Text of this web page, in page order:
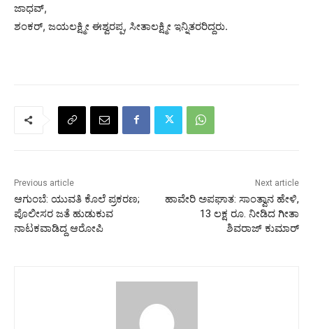
ಜಾಧವ್,
ಶಂಕರ್, ಜಯಲಕ್ಷ್ಮೀ ಈಶ್ವರಪ್ಪ, ಸೀತಾಲಕ್ಷ್ಮೀ ಇನ್ನಿತರರಿದ್ದರು.
Previous article
ಆಗುಂಬೆ: ಯುವತಿ ಕೊಲೆ ಪ್ರಕರಣ;
ಪೊಲೀಸರ ಜತೆ ಹುಡುಕುವ
ನಾಟಕವಾಡಿದ್ದ ಆರೋಪಿ
Next article
ಹಾವೇರಿ ಅಪಘಾತ: ಸಾಂತ್ವಾನ ಹೇಳಿ,
13 ಲಕ್ಷ ರೂ. ನೀಡಿದ ಗೀತಾ
ಶಿವರಾಜ್‌ ಕುಮಾರ್‌